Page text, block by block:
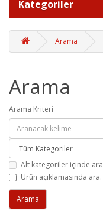
Kategoriler
Arama
Arama
Arama Kriteri
Alt kategoriler içinde ara
Ürün açıklamasında ara.